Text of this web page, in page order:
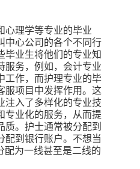
心理学等专业的毕业
中心公司的各个不同行
毕业生将他们的专业知
服务，例如，会计专业
工作，而护理专业的毕
服项目中发挥作用。这
注入了多样化的专业技
专业化的服务，从而提
质。护士通常被分配到
配到银行账户。不想当
配为一线甚至是二线的